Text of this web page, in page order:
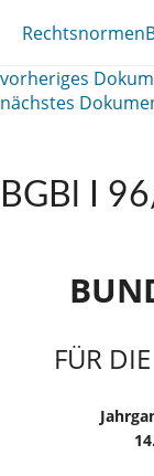
Rechtsnormen
vorheriges
nächstes
BGBl I
FÜR